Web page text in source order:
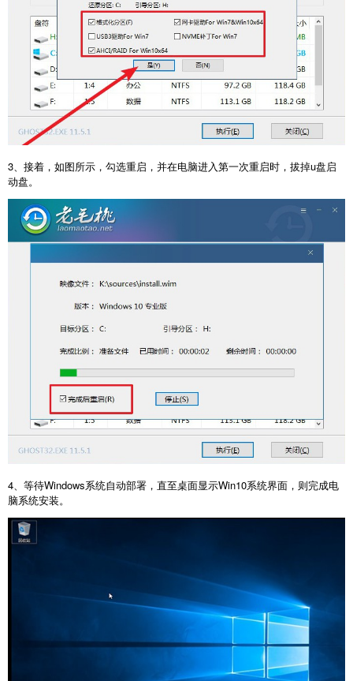
3、接着，如图所示，勾选重启，并在电脑进入第一次重启时，拔掉u盘启
动盘。
4、等待Windows系统自动部署，直至桌面显示Win10系统界面，则完成电
脑系统安装。